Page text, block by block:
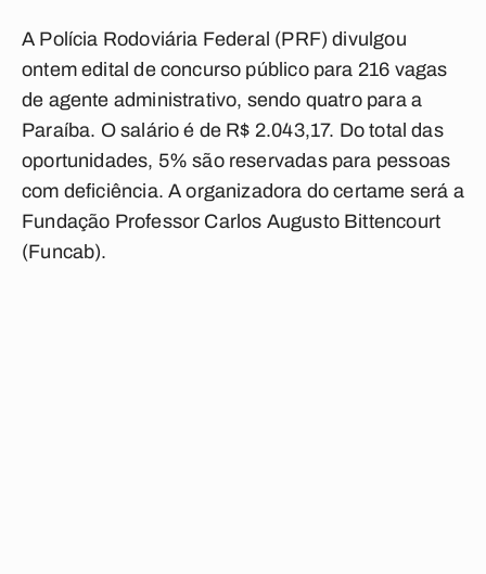
A Polícia Rodoviária Federal (PRF) divulgou
ontem edital de concurso público para 216 vagas
de agente administrativo, sendo quatro para a
Paraíba. O salário é de R$ 2.043,17. Do total das
oportunidades, 5% são reservadas para pessoas
com deficiência. A organizadora do certame será a
Fundação Professor Carlos Augusto Bittencourt
(Funcab).